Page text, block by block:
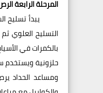
المرحلة الرابعة
يبدأ تسليح
التسليح العلوي
بالكمرات في
حلزونية
ومساعد الحداد